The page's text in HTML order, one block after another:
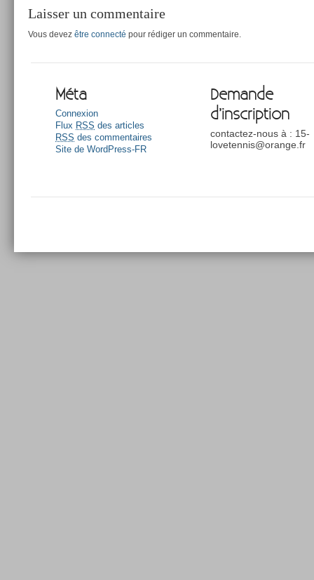
Laisser un commentaire
Vous devez être connecté pour rédiger un commentaire.
Méta
Connexion
Flux RSS des articles
RSS des commentaires
Site de WordPress-FR
Demande
d’inscription
contactez-nous à : 15-
lovetennis@orange.fr